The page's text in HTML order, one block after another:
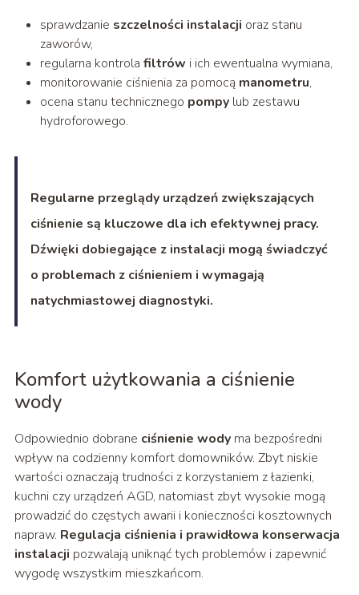
sprawdzanie szczelności instalacji oraz stanu
zaworów,
regularna kontrola filtrów i ich ewentualna wymiana,
monitorowanie ciśnienia za pomocą manometru,
ocena stanu technicznego pompylub zestawu
hydroforowego.
Regularne przeglądy urządzeń zwiększających
ciśnienie są kluczowe dla ich efektywnej pracy.
Dźwięki dobiegające z instalacji mogą świadczyć
o problemach z ciśnieniem i wymagają
natychmiastowej diagnostyki.
Komfort użytkowania a ciśnienie
wody
Odpowiednio dobrane ciśnienie wodyma bezpośredni
wpływ na codzienny komfort domowników. Zbyt niskie
wartości oznaczają trudności z korzystaniem z łazienki,
kuchni czy urządzeń AGD, natomiast zbyt wysokie mogą
prowadzić do częstych awarii i konieczności kosztownych
napraw. Regulacja ciśnienia i prawidłowa konserwacja
instalacji pozwalają uniknąć tych problemów i zapewnić
wygodę wszystkim mieszkańcom.